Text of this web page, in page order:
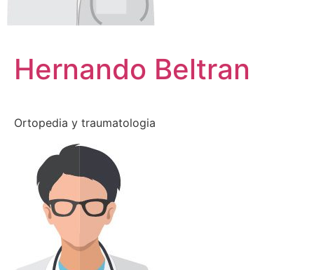
Hernando Beltran
Ortopedia y traumatologia